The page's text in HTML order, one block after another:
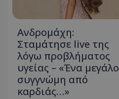
Ανδρομάχη:
Σταμάτησε live της
λόγω προβλήματος
υγείας – «Ένα μεγάλο
συγγνώμη από
καρδιάς…»